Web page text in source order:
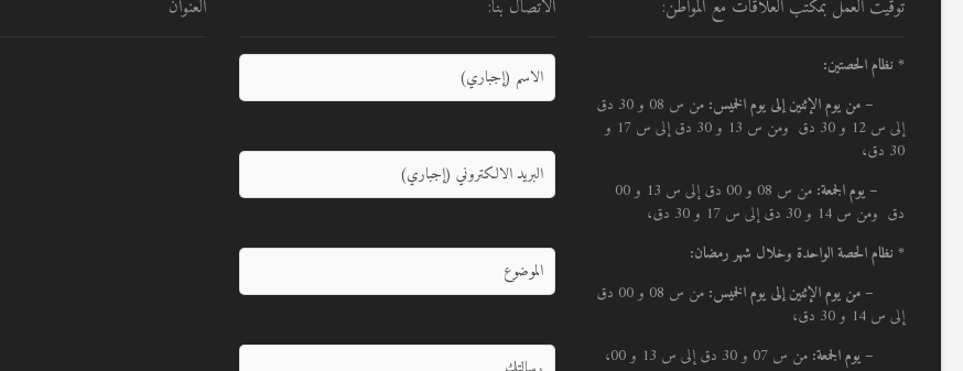
توقيت العمل بمكتب العلاقات مع المواطن:
* نظام الحصتين:
– من يوم الإثنين إلى يوم الخميس:
من س 08 و 30 دق
إلى س 12 و 30 دق ومن س 13 و 30 دق إلى س 17 و
30 دق،
– يوم الجمعة:
من س 08 و 00 دق إلى س 13 و 00
دق ومن س 14 و 30 دق إلى س 17 و 30 دق،
* نظام الحصة الواحدة وخلال شهر رمضان:
– من يوم الإثنين إلى يوم الخميس:
من س 08 و 00 دق
إلى س 14 و 30 دق،
– يوم الجمعة: من س 07 و 30 دق إلى س 13 و 00،
الاتصال بنا: العنوان